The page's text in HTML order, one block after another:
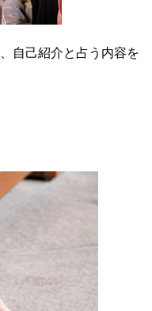
自己紹介と占う内容を